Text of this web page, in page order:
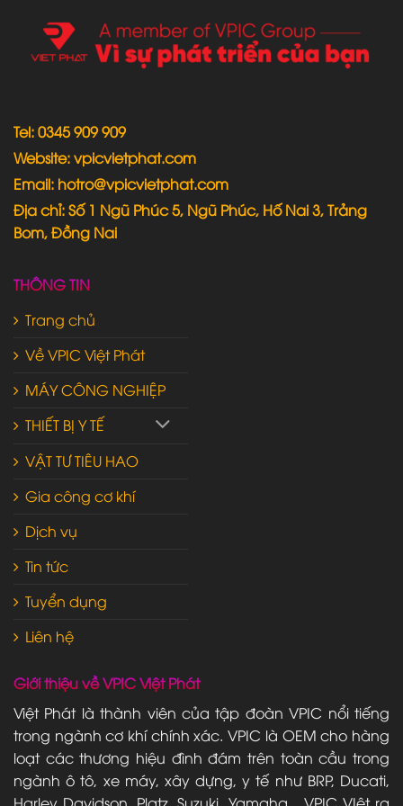
Tel: 0345 909 909
Website: vpicvietphat.com
Email: hotro@vpicvietphat.com
Địa chỉ: Số 1 Ngũ Phúc 5, Ngũ Phúc, Hố Nai 3, Trảng
Bom, Đồng Nai
THÔNG TIN
Trang chủ
Về VPIC Việt Phát
MÁY CÔNG NGHIỆP
THIẾT BỊ Y TẾ
VẬT TƯ TIÊU HAO
Gia công cơ khí
Dịch vụ
Tin tức
Tuyển dụng
Liên hệ
Giới thiệu về VPIC Việt Phát
Việt Phát là thành viên của tập đoàn VPIC nổi tiếng
trong ngành cơ khí chính xác. VPIC là OEM cho hàng
loạt các thương hiệu đình đám trên toàn cầu trong
ngành ô tô, xe máy, xây dựng, y tế như BRP, Ducati,